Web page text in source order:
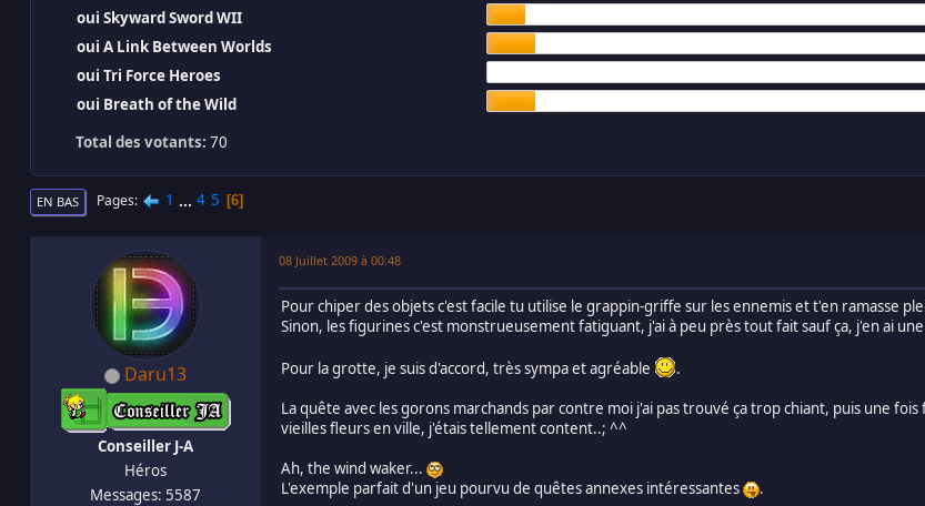
oui Skyward Sword WII
oui A Link Between Worlds
oui Tri Force Heroes
oui Breath of the Wild
Total des votants: 70
EN BAS Pages 1 ... 4 5 6
Daru13
Conseiller J-A
Héros
Messages: 5587
08 Juillet 2009 à 00:48
Pour chiper des objets c'est facile tu utilise le grappin-griffe sur les ennemis et t'en ramasse
Sinon, les figurines c'est monstrueusement fatiguant, j'ai à peu près tout fait sauf ça, j'en ai
Pour la grotte, je suis d'accord, très sympa et agréable
.
La quête avec les gorons marchands par contre moi j'ai pas trouvé ça trop chiant, puis une
vieilles fleurs en ville, j'étais tellement content..; ^^
Ah, the wind waker...
L'exemple parfait d'un jeu pourvu de quêtes annexes intéressantes
.